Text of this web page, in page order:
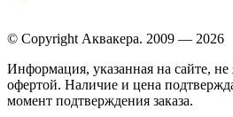
© Copyright Аквакера. 2009 — 2026
Информация, указанная на сайте, не
офертой. Наличие и цена
момент подтверждения заказа.